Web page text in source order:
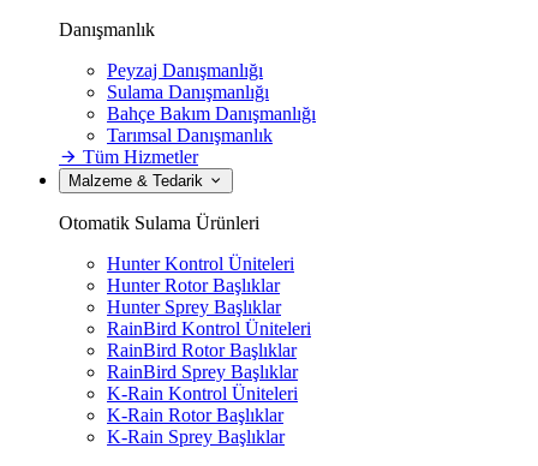
Danışmanlık
Peyzaj Danışmanlığı
Sulama Danışmanlığı
Bahçe Bakım Danışmanlığı
Tarımsal Danışmanlık
Tüm Hizmetler
Malzeme & Tedarik
Otomatik Sulama Ürünleri
Hunter Kontrol Üniteleri
Hunter Rotor Başlıklar
Hunter Sprey Başlıklar
RainBird Kontrol Üniteleri
RainBird Rotor Başlıklar
RainBird Sprey Başlıklar
K-Rain Kontrol Üniteleri
K-Rain Rotor Başlıklar
K-Rain Sprey Başlıklar